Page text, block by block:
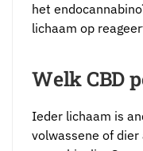
het
lichaam op
Welk CBD
Ieder lichaam is
volwassene of dier